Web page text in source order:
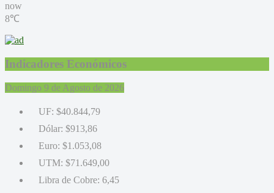
now
8℃
Indicadores Económicos
Domingo 9 de Agosto de 2026
UF: $40.844,79
Dólar: $913,86
Euro: $1.053,08
UTM: $71.649,00
Libra de Cobre: 6,45